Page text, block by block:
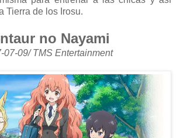
Tierra de los Irosu.
no Nayami
07-09/ TMS Entertainment